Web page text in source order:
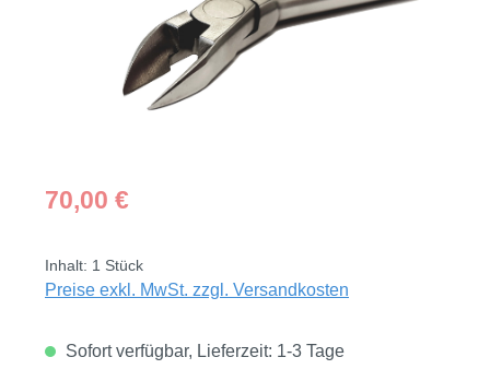
Regulärer Preis:
70,00 €
Inhalt: 1 Stück
Preise exkl. MwSt. zzgl. Versandkosten
Sofort verfügbar, Lieferzeit: 1-3 Tage